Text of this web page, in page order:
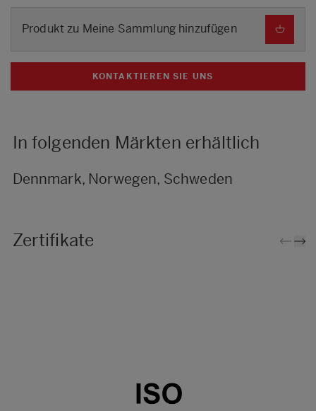
Produkt zu Meine Sammlung hinzufügen
KONTAKTIEREN SIE UNS
In folgenden Märkten erhältlich
Dennmark, Norwegen, Schweden
Zertifikate